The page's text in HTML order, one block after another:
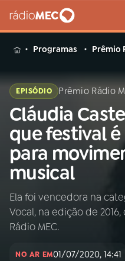
MENU
Buscar
na
Rádio
MEC
Início
01INÍCIO
02A RÁDIO
Programas Prêmio
EPISÓDIO Prêmio Rádio
Cláudia
que festival
para
musical
Ela foi vencedora na
Vocal, na edição de
Rádio MEC.
NO AR EM01/07/2020, 14:41